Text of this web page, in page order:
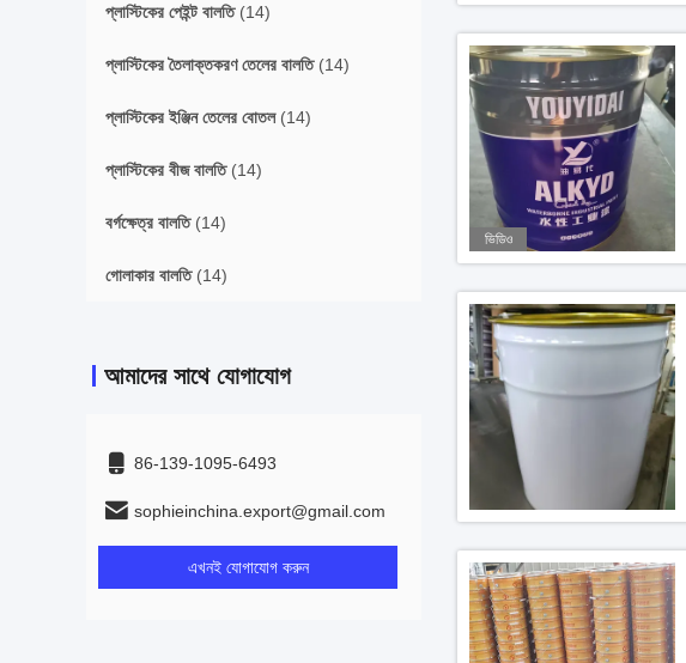
প্লাস্টিকের পেইন্ট বালতি(14)
প্লাস্টিকের তৈলাক্তকরণ তেলের বালতি(14)
প্লাস্টিকের ইঞ্জিন তেলের বোতল(14)
প্লাস্টিকের বীজ বালতি(14)
বর্গক্ষেত্র বালতি(14)
গোলাকার বালতি(14)
আমাদের সাথে যোগাযোগ
86-139-1095-6493
sophieinchina.export@gmail.com
এখনই যোগাযোগ করুন
ভিডিও